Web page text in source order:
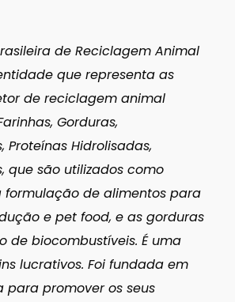
de Reciclagem Animal
que representa as
de reciclagem animal
Gorduras,
Proteínas Hidrolisadas,
que são utilizados como
formulação de alimentos para
e pet food, e as gorduras
de biocombustíveis. É uma
lucrativos. Foi fundada em
para promover os seus